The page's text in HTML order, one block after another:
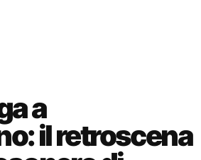
a
il retroscena